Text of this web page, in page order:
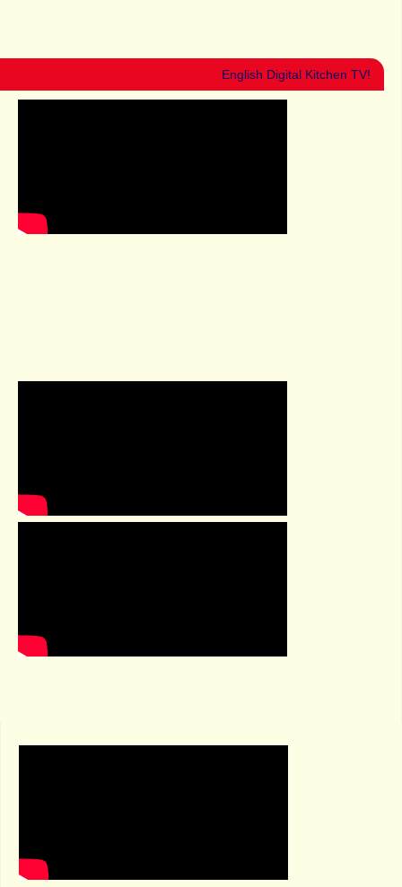
English Digital Kitchen TV!